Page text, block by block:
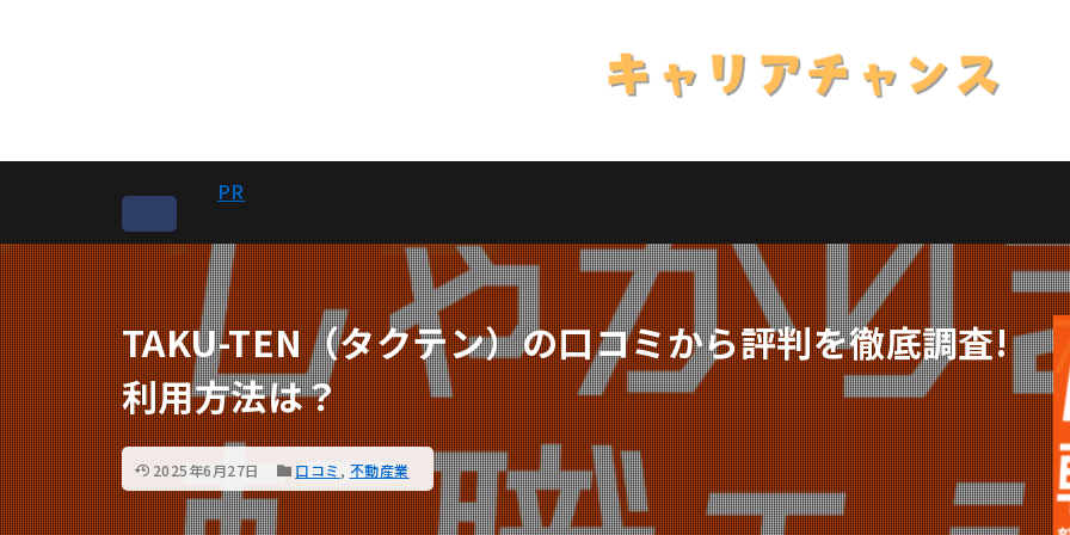
PR
TAKU-TEN（タクテン）の口コミから評判を徹底調査!
利用方法は？
2025年6月27日 口コミ , 不動産業